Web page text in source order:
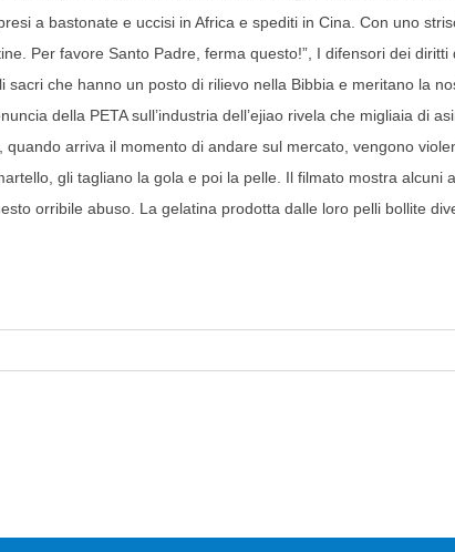
a bastonate e uccisi in Africa e spediti in Cina. Con uno
Per favore Santo Padre, ferma questo!”, I difensori dei diritti
che hanno un posto di rilievo nella Bibbia e meritano la
della PETA sull’industria dell’ejiao rivela che migliaia di
arriva il momento di andare sul mercato, vengono
gli tagliano la gola e poi la pelle. Il filmato mostra alcuni
orribile abuso. La gelatina prodotta dalle loro pelli bollite